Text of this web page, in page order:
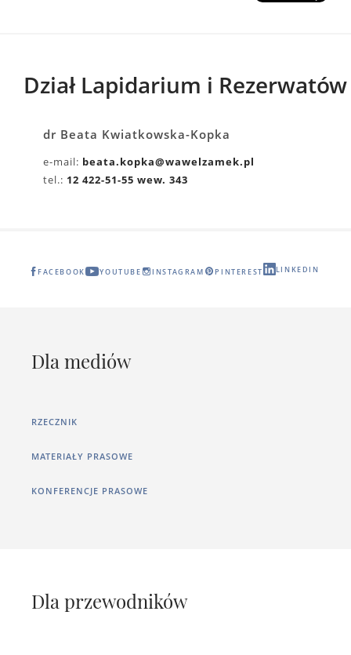
Dział Lapidarium i Rezerwatów
dr Beata Kwiatkowska-Kopka
e-mail: beata.kopka@wawelzamek.pl
tel.: 12 422-51-55 wew. 343
FACEBOOK YOUTUBE INSTAGRAM PINTEREST LINKEDIN
Dla mediów
RZECZNIK
MATERIAŁY PRASOWE
KONFERENCJE PRASOWE
Dla przewodników